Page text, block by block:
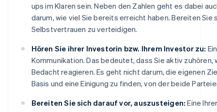
ups im Klaren sein. Neben den Zahlen geht es dabei
darum, wie viel Sie bereits erreicht haben. Bereiten
Selbstvertrauen zu verteidigen.
Hören Sie ihrer Investorin bzw. Ihrem Investor zu:
Kommunikation. Das bedeutet, dass Sie aktiv
Bedacht reagieren. Es geht nicht darum, die eigenen
Basis und eine Einigung zu finden, von der beide
Bereiten Sie sich darauf vor, auszusteigen: Eine